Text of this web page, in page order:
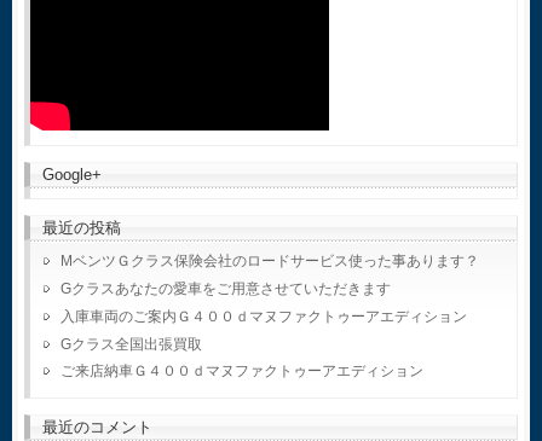
Google+
最近の投稿
MベンツＧクラス保険会社のロードサービス使った事あります？
Gクラスあなたの愛車をご用意させていただきます
入庫車両のご案内Ｇ４００ｄマヌファクトゥーアエディション
Gクラス全国出張買取
ご来店納車Ｇ４００ｄマヌファクトゥーアエディション
最近のコメント